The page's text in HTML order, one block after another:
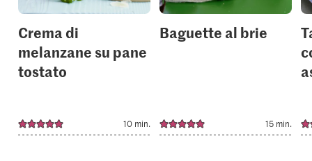
Crema di
melanzane su pane
tostato
10 min.
Baguette al brie
15 min.